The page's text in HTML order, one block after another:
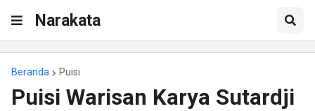
Narakata
Beranda Puisi
Puisi Warisan Karya Sutardji